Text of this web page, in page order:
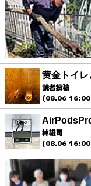
黄金トイ
読者投稿
(08.06
林雄司
(08.06